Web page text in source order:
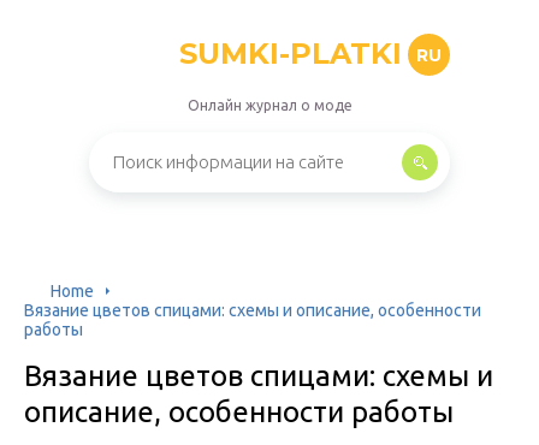
SUMKI-PLATKI RU
Онлайн журнал о моде
Home
Вязание цветов спицами: схемы и описание, особенности
работы
Вязание цветов спицами: схемы и
описание, особенности работы